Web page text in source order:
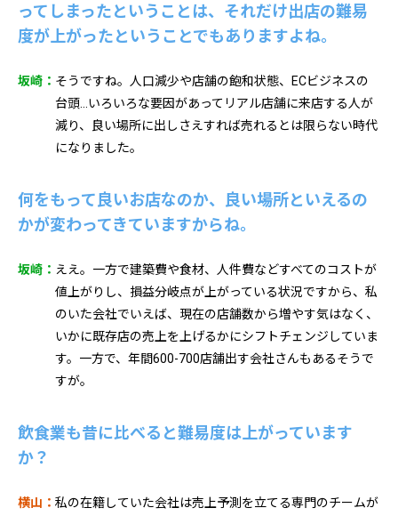
ってしまったということは、それだけ出店の難易
度が上がったということでもありますよね。
坂崎： そうですね。人口減少や店舗の飽和状態、ECビジネスの
台頭…いろいろな要因があってリアル店舗に来店する人が
減り、良い場所に出しさえすれば売れるとは限らない時代
になりました。
何をもって良いお店なのか、良い場所といえるの
かが変わってきていますからね。
坂崎： ええ。一方で建築費や食材、人件費などすべてのコストが
値上がりし、損益分岐点が上がっている状況ですから、私
のいた会社でいえば、現在の店舗数から増やす気はなく、
いかに既存店の売上を上げるかにシフトチェンジしていま
す。一方で、年間600-700店舗出す会社さんもあるそうで
すが。
飲食業も昔に比べると難易度は上がっています
か？
横山： 私の在籍していた会社は売上予測を立てる専門のチームが